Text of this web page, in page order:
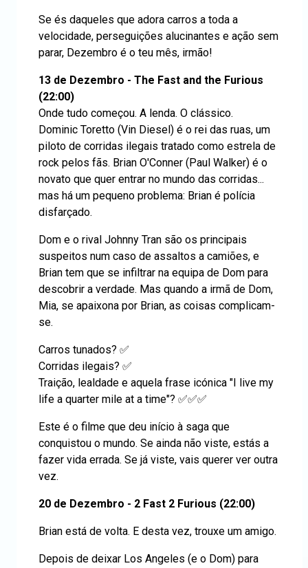
Se és daqueles que adora carros a toda a
velocidade, perseguições alucinantes e ação sem
parar, Dezembro é o teu mês, irmão!
13 de Dezembro - The Fast and the Furious
(22:00)
Onde tudo começou. A lenda. O clássico.
Dominic Toretto (Vin Diesel) é o rei das ruas, um
piloto de corridas ilegais tratado como estrela de
rock pelos fãs. Brian O'Conner (Paul Walker) é o
novato que quer entrar no mundo das corridas...
mas há um pequeno problema: Brian é polícia
disfarçado.
Dom e o rival Johnny Tran são os principais
suspeitos num caso de assaltos a camiões, e
Brian tem que se infiltrar na equipa de Dom para
descobrir a verdade. Mas quando a irmã de Dom,
Mia, se apaixona por Brian, as coisas complicam-
se.
Carros tunados? ✅
Corridas ilegais? ✅
Traição, lealdade e aquela frase icónica "I live my
life a quarter mile at a time"? ✅✅✅
Este é o filme que deu início à saga que
conquistou o mundo. Se ainda não viste, estás a
fazer vida errada. Se já viste, vais querer ver outra
vez.
20 de Dezembro - 2 Fast 2 Furious (22:00)
Brian está de volta. E desta vez, trouxe um amigo.
Depois de deixar Los Angeles (e o Dom) para